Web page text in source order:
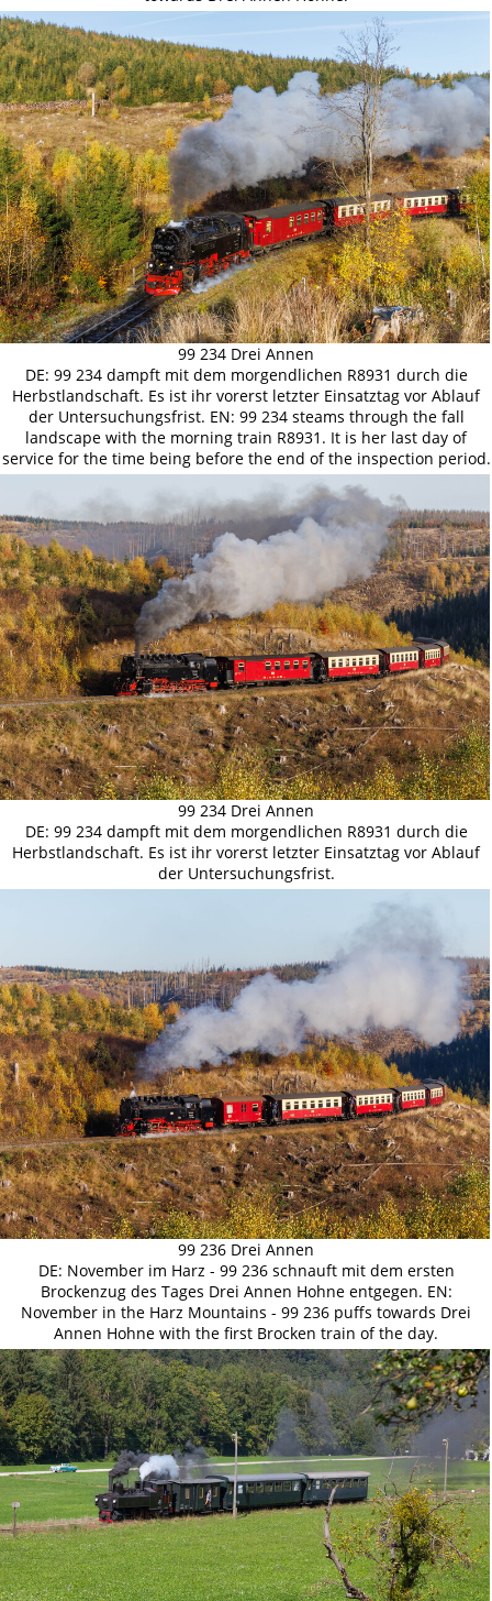
99 234 Drei Annen
DE: 99 234 dampft mit dem morgendlichen R8931 durch die
Herbstlandschaft. Es ist ihr vorerst letzter Einsatztag vor Ablauf
der Untersuchungsfrist. EN: 99 234 steams through the fall
landscape with the morning train R8931. It is her last day of
service for the time being before the end of the inspection period.
99 234 Drei Annen
DE: 99 234 dampft mit dem morgendlichen R8931 durch die
Herbstlandschaft. Es ist ihr vorerst letzter Einsatztag vor Ablauf
der Untersuchungsfrist.
99 236 Drei Annen
DE: November im Harz - 99 236 schnauft mit dem ersten
Brockenzug des Tages Drei Annen Hohne entgegen. EN:
November in the Harz Mountains - 99 236 puffs towards Drei
Annen Hohne with the first Brocken train of the day.